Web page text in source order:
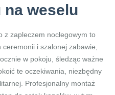
weselu
z zapleczem noclegowym to
i szalonej zabawie,
w pokoju, śledząc ważne
te oczekiwania, niezbędny
Profesjonalny montaż